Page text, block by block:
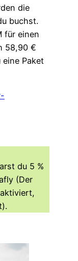
die
buchst.
für einen
58,90 €
Paket
du 5 %
(Der